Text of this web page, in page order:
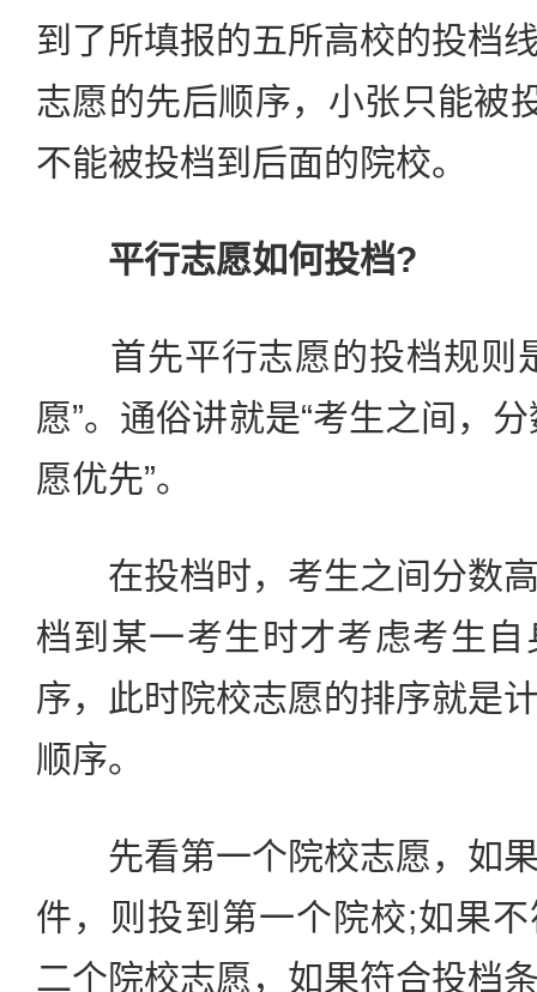
到了所填报的五所高校的投档
志愿的先后顺序，小张只能被
不能被投档到后面的院校。
平行志愿如何投档?
首先平行志愿的投档规则
愿”。通俗讲就是“考生之间，
愿优先”。
在投档时，考生之间分数高
档到某一考生时才考虑考生
序，此时院校志愿的排序就是
顺序。
先看第一个院校志愿，如果
件，则投到第一个院校;如果
二个院校志愿，如果符合投